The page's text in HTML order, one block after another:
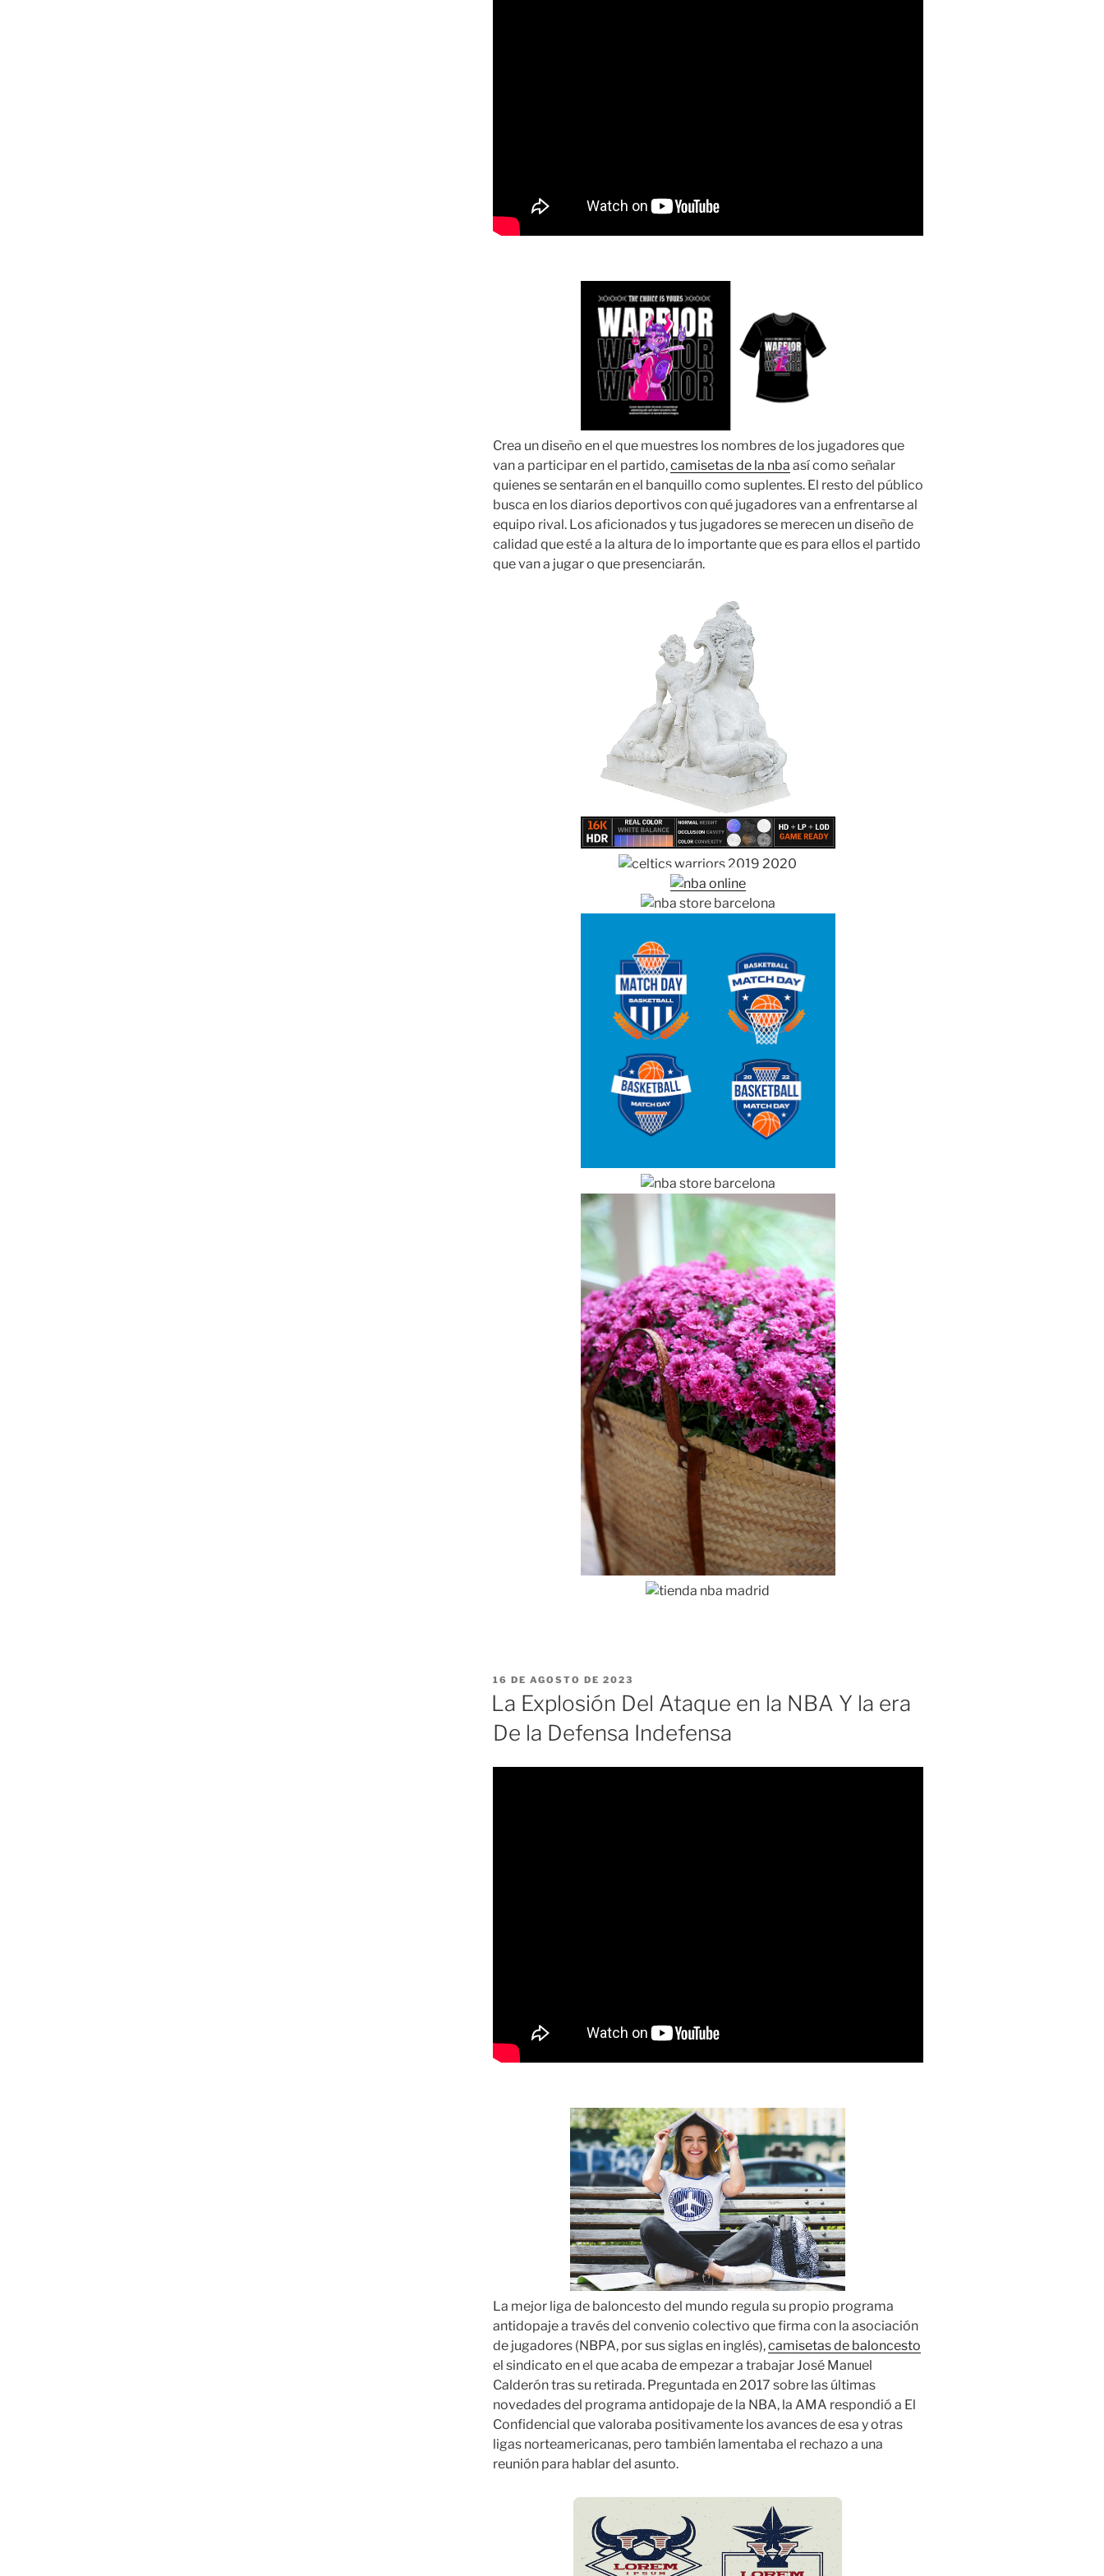
Crea un diseño en el que muestres los nombres de los jugadores que
van a participar en el partido,camisetas de la nba así como señalar
quienes se sentarán en el banquillo como suplentes. El resto del público
busca en los diarios deportivos con qué jugadores van a enfrentarse al
equipo rival. Los aficionados y tus jugadores se merecen un diseño de
calidad que esté a la altura de lo importante que es para ellos el partido
que van a jugar o que presenciarán.
PUBLICADO
EL
16 DE AGOSTO DE 2023
La Explosión Del Ataque en la NBA Y la era
De la Defensa Indefensa
La mejor liga de baloncesto del mundo regula su propio programa
antidopaje a través del convenio colectivo que firma con la asociación
de jugadores (NBPA, por sus siglas en inglés),camisetas de baloncesto
el sindicato en el que acaba de empezar a trabajar José Manuel
Calderón tras su retirada. Preguntada en 2017 sobre las últimas
novedades del programa antidopaje de la NBA, la AMA respondió a El
Confidencial que valoraba positivamente los avances de esa y otras
ligas norteamericanas, pero también lamentaba el rechazo a una
reunión para hablar del asunto.